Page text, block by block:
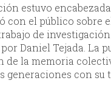
estuvo
con el público sobre
de
Daniel Tejada. La
de la memoria
generaciones con su